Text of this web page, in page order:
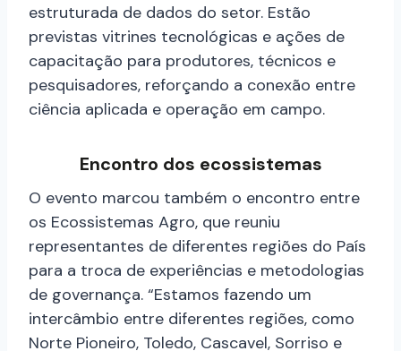
estruturada de dados do setor. Estão
previstas vitrines tecnológicas e ações de
capacitação para produtores, técnicos e
pesquisadores, reforçando a conexão entre
ciência aplicada e operação em campo.
Encontro dos ecossistemas
O evento marcou também o encontro entre
os Ecossistemas Agro, que reuniu
representantes de diferentes regiões do País
para a troca de experiências e metodologias
de governança. “Estamos fazendo um
intercâmbio entre diferentes regiões, como
Norte Pioneiro, Toledo, Cascavel, Sorriso e